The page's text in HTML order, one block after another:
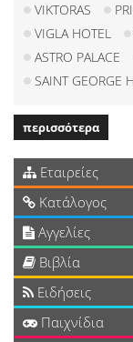
VIKTORAS
VIGLA HOTEL
ASTRO PALACE
SAINT GEORGE
περισσότερα
Εταιρείες
Κατάλογος
Αγγελίες
Βιβλία
Ειδήσεις
Παιχνίδια